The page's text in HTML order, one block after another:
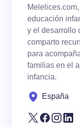
educación
y el desarrollo
comparto
para
familias en el
infancia.
España